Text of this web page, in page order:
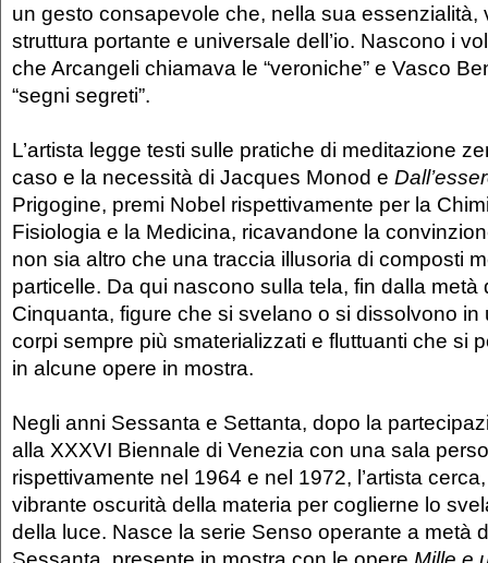
un gesto consapevole che, nella sua essenzialità,
struttura portante e universale dell’io. Nascono i
che Arcangeli chiamava le “veroniche” e Vasco
“segni segreti”.
L’artista legge testi sulle pratiche di meditazione
caso e la necessità di Jacques Monod e
Prigogine, premi Nobel rispettivamente per la
Fisiologia e la Medicina, ricavandone la
non sia altro che una traccia illusoria di composti
particelle. Da qui nascono sulla tela, fin dalla metà
Cinquanta, figure che si svelano o si dissolvono in
corpi sempre più smaterializzati e fluttuanti che si
in alcune opere in mostra.
Negli anni Sessanta e Settanta, dopo la
alla XXXVI Biennale di Venezia con una sala
rispettivamente nel 1964 e nel 1972, l’artista
vibrante oscurità della materia per coglierne lo
della luce. Nasce la serie Senso operante a metà